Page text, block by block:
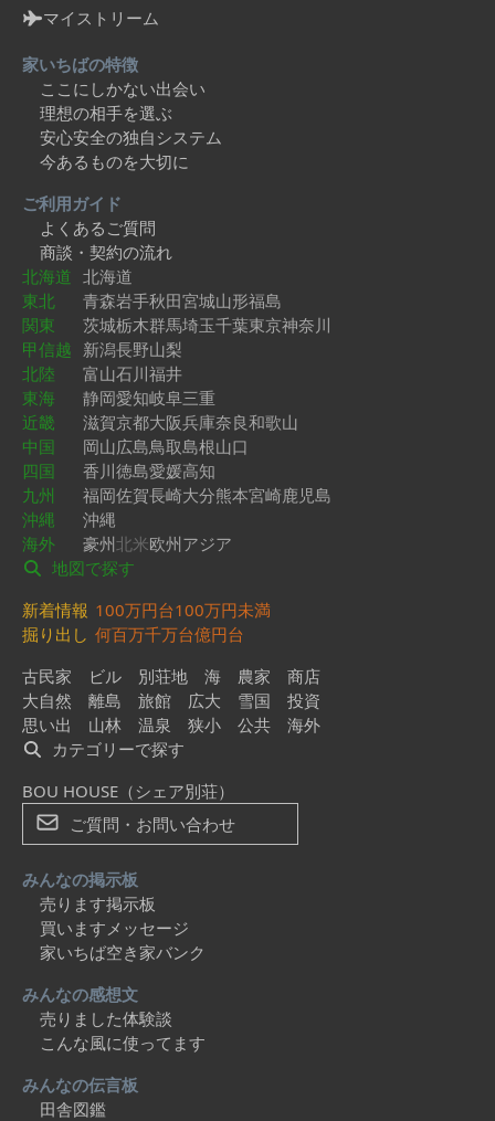
マイストリーム
家いちばの特徴
ここにしかない出会い
理想の相手を選ぶ
安心安全の独自システム
今あるものを大切に
ご利用ガイド
よくあるご質問
商談・契約の流れ
北海道 北海道
東北
青森岩手秋田宮城山形福島
関東
茨城栃木群馬埼玉千葉東京神奈川
甲信越 新潟長野山梨
北陸
富山石川福井
東海
静岡愛知岐阜三重
近畿
滋賀京都大阪兵庫奈良和歌山
中国
岡山広島鳥取島根山口
四国
香川徳島愛媛高知
九州
福岡佐賀長崎大分熊本宮崎鹿児島
沖縄
沖縄
海外
豪州北米欧州アジア
地図で探す
新着情報 100万円台100万円未満
掘り出し 何百万千万台億円台
古民家
ビル 別荘地 海 農家
商店
大自然
離島 旅館 広大 雪国
投資
思い出
山林 温泉 狭小 公共
海外
カテゴリーで探す
BOU HOUSE（シェア別荘）
ご質問・お問い合わせ
みんなの掲示板
売ります掲示板
買いますメッセージ
家いちば空き家バンク
みんなの感想文
売りました体験談
こんな風に使ってます
みんなの伝言板
田舎図鑑